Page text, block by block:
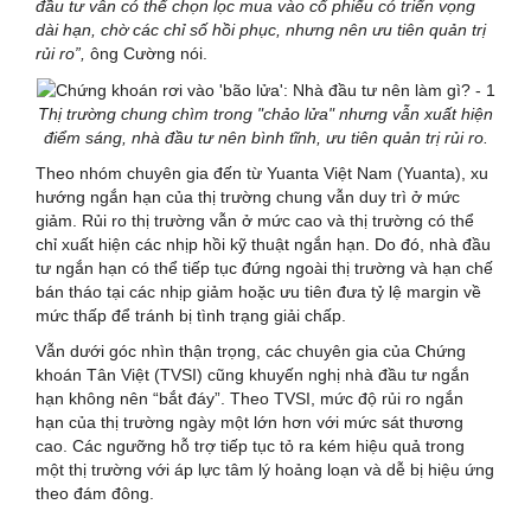
đầu tư vẫn có thể chọn lọc mua vào cổ phiếu có triển vọng
dài hạn, chờ các chỉ số hồi phục, nhưng nên ưu tiên quản trị
rủi ro”, ông Cường nói.
Thị trường chung chìm trong "chảo lửa" nhưng vẫn xuất hiện
điểm sáng, nhà đầu tư nên bình tĩnh, ưu tiên quản trị rủi ro.
Theo nhóm chuyên gia đến từ Yuanta Việt Nam (Yuanta), xu
hướng ngắn hạn của thị trường chung vẫn duy trì ở mức
giảm. Rủi ro thị trường vẫn ở mức cao và thị trường có thể
chỉ xuất hiện các nhịp hồi kỹ thuật ngắn hạn. Do đó, nhà đầu
tư ngắn hạn có thể tiếp tục đứng ngoài thị trường và hạn chế
bán tháo tại các nhịp giảm hoặc ưu tiên đưa tỷ lệ margin về
mức thấp để tránh bị tình trạng giải chấp.
Vẫn dưới góc nhìn thận trọng, các chuyên gia của Chứng
khoán Tân Việt (TVSI) cũng khuyến nghị nhà đầu tư ngắn
hạn không nên “bắt đáy”. Theo TVSI, mức độ rủi ro ngắn
hạn của thị trường ngày một lớn hơn với mức sát thương
cao. Các ngưỡng hỗ trợ tiếp tục tỏ ra kém hiệu quả trong
một thị trường với áp lực tâm lý hoảng loạn và dễ bị hiệu ứng
theo đám đông.